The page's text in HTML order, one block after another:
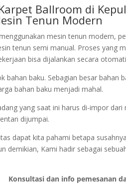
Ballroom di
Tenun Modern
mesin tenun modern,
tenun semi manual. Proses yang
bisa dijalankan secara
bahan baku. Sebagian besar bahan
bahan baku menjadi mahal.
yang saat ini harus di-impor
dijumpai.
dapat kita pahami betapa
demikian, Kami hadir sebagai
Konsultasi dan info pemesanan